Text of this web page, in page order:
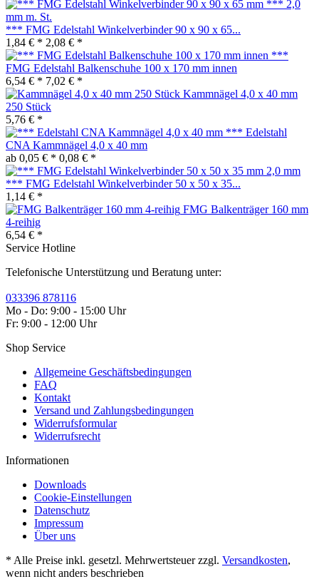
*** FMG Edelstahl Winkelverbinder 90 x 90 x 65...
1,84 € * 2,08 € *
***
FMG Edelstahl Balkenschuhe 100 x 170 mm innen
6,54 € * 7,02 € *
Kammnägel 4,0 x 40 mm
250 Stück
5,76 € *
*** Edelstahl
CNA Kammnägel 4,0 x 40 mm
ab 0,05 € * 0,08 € *
*** FMG Edelstahl Winkelverbinder 50 x 50 x 35...
1,14 € *
FMG Balkenträger 160 mm
4-reihig
6,54 € *
Service Hotline
Telefonische Unterstützung und Beratung unter:
033396 878116
Mo - Do: 9:00 - 15:00 Uhr
Fr: 9:00 - 12:00 Uhr
Shop Service
Allgemeine Geschäftsbedingungen
FAQ
Kontakt
Versand und Zahlungsbedingungen
Widerrufsformular
Widerrufsrecht
Informationen
Downloads
Cookie-Einstellungen
Datenschutz
Impressum
Über uns
* Alle Preise inkl. gesetzl. Mehrwertsteuer zzgl. Versandkosten,
wenn nicht anders beschrieben